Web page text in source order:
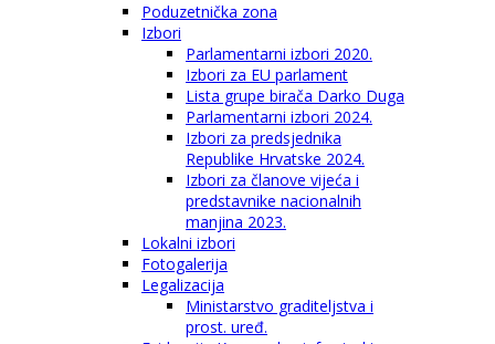
Poduzetnička zona
Izbori
Parlamentarni izbori 2020.
Izbori za EU parlament
Lista grupe birača Darko Duga
Parlamentarni izbori 2024.
Izbori za predsjednika
Republike Hrvatske 2024.
Izbori za članove vijeća i
predstavnike nacionalnih
manjina 2023.
Lokalni izbori
Fotogalerija
Legalizacija
Ministarstvo graditeljstva i
prost. uređ.